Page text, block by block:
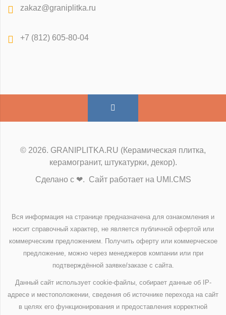
zakaz@graniplitka.ru
+7 (812) 605-80-04
© 2026. GRANIPLITKA.RU (Керамическая плитка,
керамогранит, штукатурки, декор).
Сделано с ❤. Сайт работает на UMI.CMS
Вся информация на странице предназначена для ознакомления и
носит справочный характер, не является публичной офертой или
коммерческим предложением. Получить оферту или коммерческое
предложение, можно через менеджеров компании или при
подтверждённой заявке/заказе с сайта.
Данный сайт использует cookie-файлы, собирает данные об IP-
адресе и местоположении, сведения об источнике перехода на сайт
в целях его функционирования и предоставления корректной